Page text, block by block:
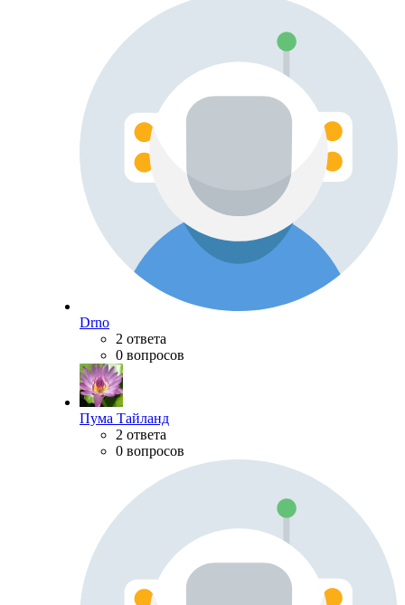
Drno
2 ответа
0 вопросов
Пума Тайланд
2 ответа
0 вопросов